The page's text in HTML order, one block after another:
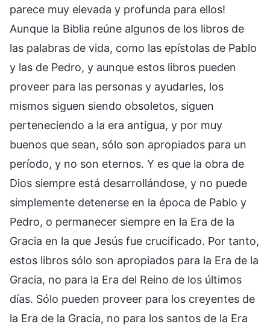
parece muy elevada y profunda para ellos!
Aunque la Biblia reúne algunos de los libros de
las palabras de vida, como las epístolas de Pablo
y las de Pedro, y aunque estos libros pueden
proveer para las personas y ayudarles, los
mismos siguen siendo obsoletos, siguen
perteneciendo a la era antigua, y por muy
buenos que sean, sólo son apropiados para un
período, y no son eternos. Y es que la obra de
Dios siempre está desarrollándose, y no puede
simplemente detenerse en la época de Pablo y
Pedro, o permanecer siempre en la Era de la
Gracia en la que Jesús fue crucificado. Por tanto,
estos libros sólo son apropiados para la Era de la
Gracia, no para la Era del Reino de los últimos
días. Sólo pueden proveer para los creyentes de
la Era de la Gracia, no para los santos de la Era